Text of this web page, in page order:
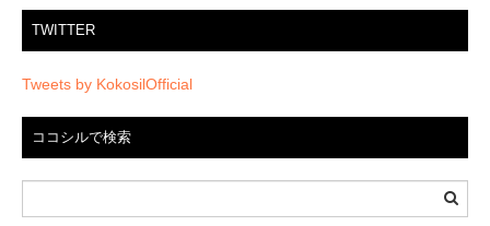
TWITTER
Tweets by KokosilOfficial
ココシルで検索